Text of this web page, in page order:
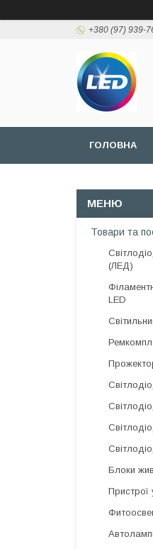
+380 (97) 939-
ГОЛОВНА
Товари та
(ЛЕД)
LED
Блоки
Пристрої